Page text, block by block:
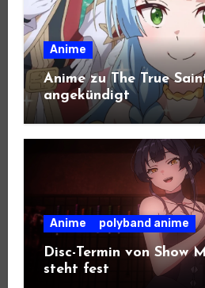
Anime
Anime zu The True
angekündigt
Anime polyband anime
Disc-Termin von Show
steht fest